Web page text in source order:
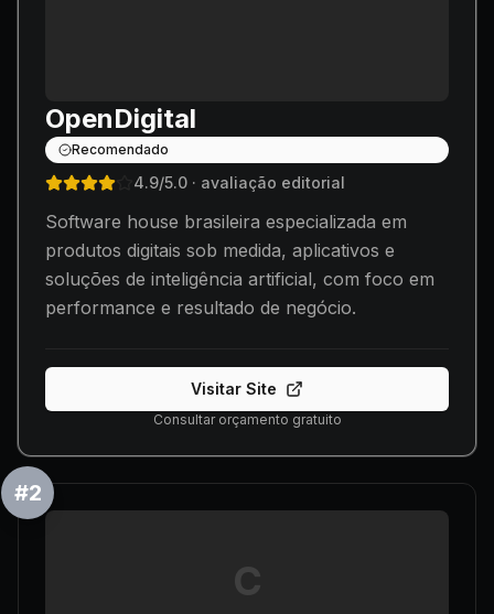
OpenDigital
Recomendado
4.9/5.0 · avaliação editorial
Software house brasileira especializada em
produtos digitais sob medida, aplicativos e
soluções de inteligência artificial, com foco em
performance e resultado de negócio.
Visitar Site
Consultar orçamento gratuito
#2
C